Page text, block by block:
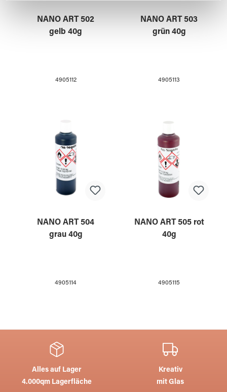
haben oder die sie im Rahmen Ihrer Nutzung der Dienste
gesammelt haben.
NANO ART 502
gelb 40g
4905112
NANO ART 503
grün 40g
4905113
NANO ART 504
grau 40g
4905114
NANO ART 505 rot
40g
4905115
Alles auf Lager
4.000qm Lagerfläche
Kreativ
mit Glas